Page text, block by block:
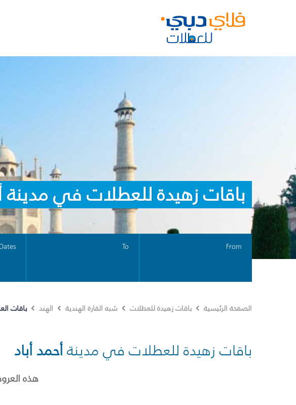
باقات زهيدة للعطلات في مدينة
From
To
Dates
الصفحة الرئيسية باقات زهيدة للعطلات شبه القارة الهندية الهند باقات
باقات زهيدة للعطلات في مدينةأحمد أباد
هذه